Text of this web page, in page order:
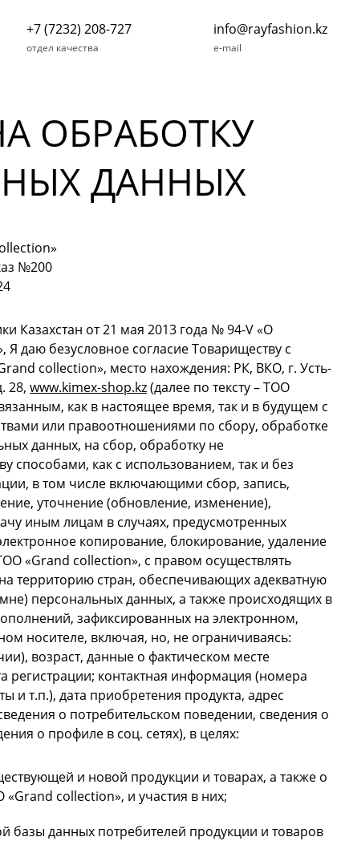
+7 (7232) 208-727
отдел качества
info@rayfashion.kz
e-mail
ОБРАБОТКУ
ДАННЫХ
№200
Казахстан от 21 мая 2013 года № 94-V «О
даю безусловное согласие Товариществу с
collection», место нахождения: РК, ВКО, г. Усть-
28, www.kimex-shop.kz(далее по тексту – ТОО
как в настоящее время, так и в будущем с
или правоотношениями по сбору, обработке
данных, на сбор, обработку не
способами, как с использованием, так и без
в том числе включающими сбор, запись,
уточнение (обновление, изменение),
иным лицам в случаях, предусмотренных
копирование, блокирование, удаление
«Grand collection», с правом осуществлять
территорию стран, обеспечивающих адекватную
персональных данных, а также происходящих в
зафиксированных на электронном,
носителе, включая, но, не ограничиваясь:
возраст, данные о фактическом месте
регистрации; контактная информация (номера
и т.п.), дата приобретения продукта, адрес
о потребительском поведении, сведения о
о профиле в соц. сетях), в целях:
и новой продукции и товарах, а также о
collection», и участия в них;
данных потребителей продукции и товаров